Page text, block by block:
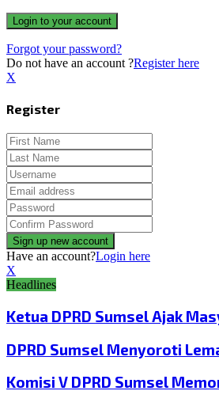
Forgot your password?
Do not have an account ?Register here
X
Register
Have an account?Login here
X
Headlines
Ketua DPRD Sumsel Ajak
DPRD Sumsel Menyoroti
Komisi V DPRD Sumsel